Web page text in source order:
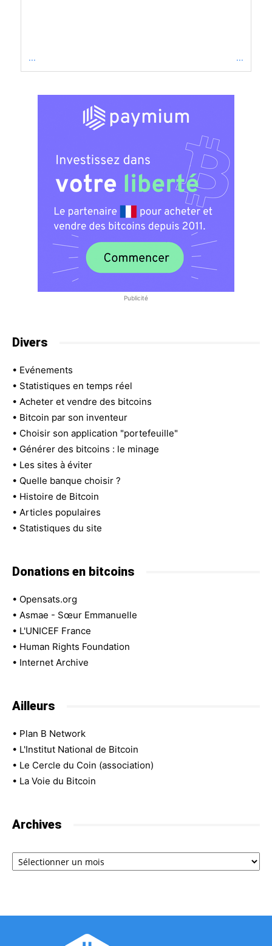
... ...
Publicité
Divers
• Evénements
• Statistiques en temps réel
• Acheter et vendre des bitcoins
• Bitcoin par son inventeur
• Choisir son application "portefeuille"
• Générer des bitcoins : le minage
• Les sites à éviter
• Quelle banque choisir ?
• Histoire de Bitcoin
• Articles populaires
• Statistiques du site
Donations en bitcoins
• Opensats.org
• Asmae - Sœur Emmanuelle
• L'UNICEF France
• Human Rights Foundation
• Internet Archive
Ailleurs
• Plan B Network
• L'Institut National de Bitcoin
• Le Cercle du Coin (association)
• La Voie du Bitcoin
Archives
Archives